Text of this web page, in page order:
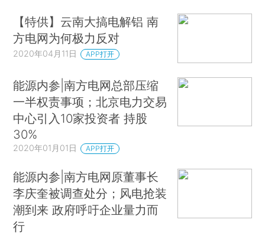
【特供】云南大搞电解铝 南
方电网为何极力反对
2020年04月11日 APP打开
能源内参|南方电网总部压缩
一半权责事项；北京电力交易
中心引入10家投资者 持股
30%
2020年01月01日 APP打开
能源内参|南方电网原董事长
李庆奎被调查处分；风电抢装
潮到来 政府呼吁企业量力而
行